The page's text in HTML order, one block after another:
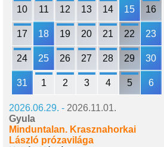
10 11 12 13 14 15 16
17 18 19 20 21 22 23
24 25 26 27 28 29 30
31 1 2 3 4 5 6
2026.06.29. - 2026.11.01.
Gyula
Minduntalan. Krasznahorkai
László prózavilága